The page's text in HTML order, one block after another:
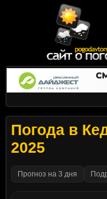
Погода в
2025
Прогноз на 3 дня